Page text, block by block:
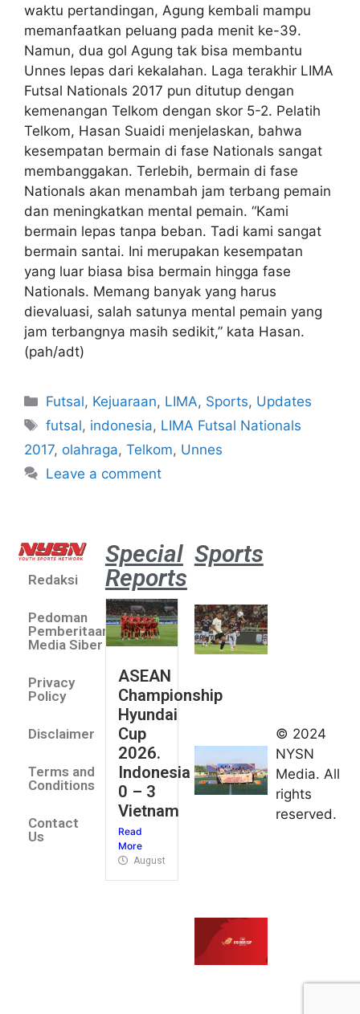
waktu pertandingan, Agung kembali mampu
memanfaatkan peluang pada menit ke-39.
Namun, dua gol Agung tak bisa membantu
Unnes lepas dari kekalahan. Laga terakhir LIMA
Futsal Nationals 2017 pun ditutup dengan
kemenangan Telkom dengan skor 5-2. Pelatih
Telkom, Hasan Suaidi menjelaskan, bahwa
kesempatan bermain di fase Nationals sangat
membanggakan. Terlebih, bermain di fase
Nationals akan menambah jam terbang pemain
dan meningkatkan mental pemain. “Kami
bermain lepas tanpa beban. Tadi kami sangat
bermain santai. Ini merupakan kesempatan
yang luar biasa bisa bermain hingga fase
Nationals. Memang banyak yang harus
dievaluasi, salah satunya mental pemain yang
jam terbangnya masih sedikit,” kata Hasan.
(pah/adt)
Futsal, Kejuaraan, LIMA, Sports, Updates
futsal, indonesia, LIMA Futsal Nationals
2017, olahraga, Telkom, Unnes
Leave a comment
Redaksi
Pedoman
Pemberitaan
Media Siber
Privacy
Policy
Disclaimer
Terms and
Conditions
Contact
Us
Special
Reports
ASEAN
Championship
Hyundai
Cup
2026.
Indonesia
0 – 3
Vietnam
Read
More
August 4, 2026
Sports
umum
Kejurnas
Panahan
Junior di
Kudus
grup
© 2024
NYSN
Media. All
rights
reserved.